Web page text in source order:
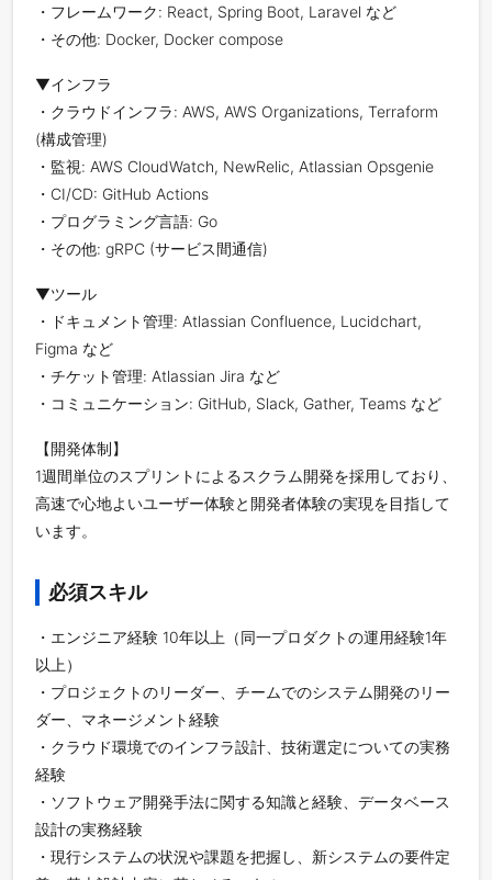
・フレームワーク: React, Spring Boot, Laravel など
・その他: Docker, Docker compose
▼インフラ
・クラウドインフラ: AWS, AWS Organizations, Terraform
(構成管理)
・監視: AWS CloudWatch, NewRelic, Atlassian Opsgenie
・CI/CD: GitHub Actions
・プログラミング言語: Go
・その他: gRPC (サービス間通信)
▼ツール
・ドキュメント管理: Atlassian Confluence, Lucidchart,
Figma など
・チケット管理: Atlassian Jira など
・コミュニケーション: GitHub, Slack, Gather, Teams など
【開発体制】
1週間単位のスプリントによるスクラム開発を採用しており、
高速で心地よいユーザー体験と開発者体験の実現を目指して
います。
必須スキル
・エンジニア経験 10年以上（同一プロダクトの運用経験1年
以上）
・プロジェクトのリーダー、チームでのシステム開発のリー
ダー、マネージメント経験
・クラウド環境でのインフラ設計、技術選定についての実務
経験
・ソフトウェア開発手法に関する知識と経験、データベース
設計の実務経験
・現行システムの状況や課題を把握し、新システムの要件定